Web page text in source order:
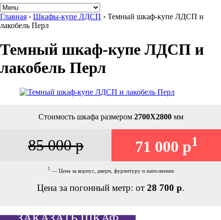
Главная › Шкафы-купе ЛДСП › Темный шкаф-купе ЛДСП и
лакобель Перл
Темный шкаф-купе ЛДСП и
лакобель Перл
Стоимость шкафа размером 2700Х2800мм
85 000 р 71 000 р1
1 — Цена за корпус, двери, фурнитуру и наполнение
Цена за погонный метр: от 28 700 р.